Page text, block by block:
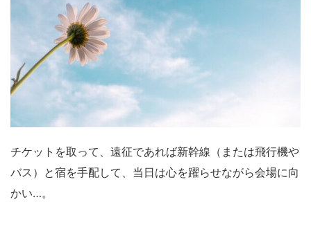
チケットを取って、遠征であれば新幹線（または飛行機や
バス）と宿を手配して、当日は心を躍らせながら会場に向
かい…。